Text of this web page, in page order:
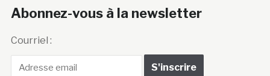
Abonnez-vous à la newsletter
Courriel :